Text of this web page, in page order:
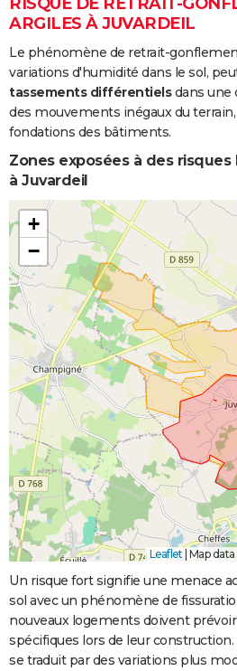
ARGILES À JUVARDEIL
Le phénomène de retrait-
variations d'humidité dans le sol,
tassements différentielsdans une
des mouvements inégaux du
fondations des bâtiments.
Zones exposées à des risques
à Juvardeil
+
−
Leaflet Map
Un risque fort signifie une menace
sol avec un phénomène de
nouveaux logements doivent
spécifiques lors de leur
se traduit par des variations plus